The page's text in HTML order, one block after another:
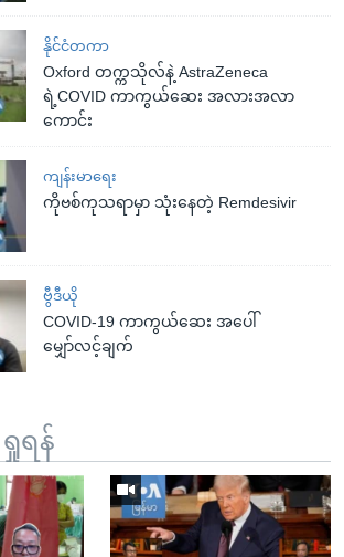
နိုင်ငံတကာ
Oxford တက္ကသိုလ်နဲ့ AstraZeneca
ရဲ့COVID ကာကွယ်ဆေး အလားအလာ
ကောင်း
ကျန်းမာရေး
ကိုဗစ်ကုသရာမှာ သုံးနေတဲ့ Remdesivir
ဗွီဒီယို
COVID-19 ကာကွယ်ဆေး အပေါ်
မျှော်လင့်ချက်
ရန်